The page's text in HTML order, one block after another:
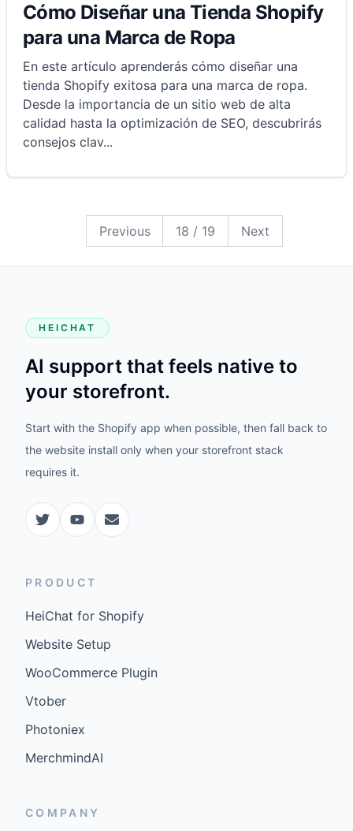
Cómo Diseñar una Tienda Shopify
para una Marca de Ropa
En este artículo aprenderás cómo diseñar una
tienda Shopify exitosa para una marca de ropa.
Desde la importancia de un sitio web de alta
calidad hasta la optimización de SEO, descubrirás
consejos clav...
Previous 18 / 19 Next18
19
HEICHAT
AI support that feels native to
your storefront.
Start with the Shopify app when possible, then fall back to
the website install only when your storefront stack
requires it.
PRODUCT
HeiChat for Shopify
Website Setup
WooCommerce Plugin
Vtober
Photoniex
MerchmindAI
COMPANY